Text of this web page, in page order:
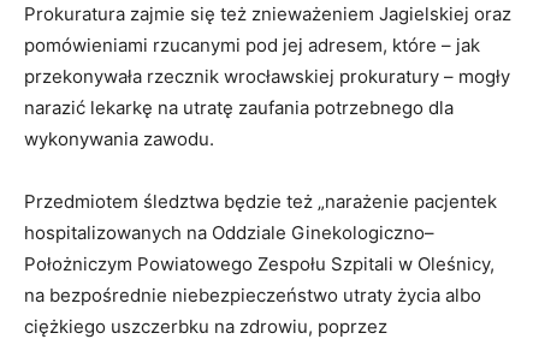
Prokuratura zajmie się też znieważeniem Jagielskiej oraz
pomówieniami rzucanymi pod jej adresem, które – jak
przekonywała rzecznik wrocławskiej prokuratury – mogły
narazić lekarkę na utratę zaufania potrzebnego dla
wykonywania zawodu.
Przedmiotem śledztwa będzie też „narażenie pacjentek
hospitalizowanych na Oddziale Ginekologiczno–
Położniczym Powiatowego Zespołu Szpitali w Oleśnicy,
na bezpośrednie niebezpieczeństwo utraty życia albo
ciężkiego uszczerbku na zdrowiu, poprzez